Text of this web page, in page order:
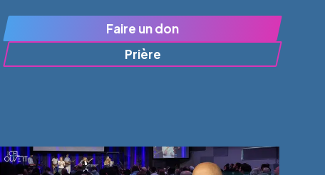
Faire un don
Prière